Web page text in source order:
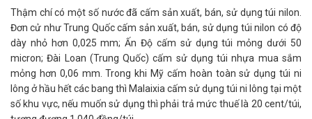
Thậm chí có một số nước đã cấm sản xuất, bán, sử dụng túi nilon.
Đơn cử như Trung Quốc cấm sản xuất, bán, sử dụng túi nilon có độ
dày nhỏ hơn 0,025 mm; Ấn Độ cấm sử dụng túi mỏng dưới 50
micron; Đài Loan (Trung Quốc) cấm sử dụng túi nhựa mua sắm
mỏng hơn 0,06 mm. Trong khi Mỹ cấm hoàn toàn sử dụng túi ni
lông ở hầu hết các bang thì Malaixia cấm sử dụng túi ni lông tại một
số khu vực, nếu muốn sử dụng thì phải trả mức thuế là 20 cent/túi,